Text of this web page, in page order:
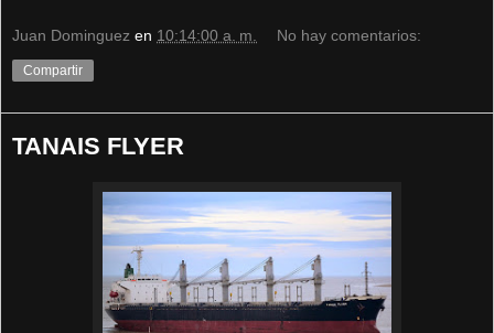
Juan Dominguez en 10:14:00 a. m. No hay comentarios:
Compartir
TANAIS FLYER